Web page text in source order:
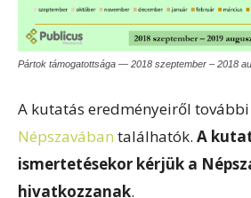
Pártok támogatottsága — 2018 szeptember – 2018
A kutatás eredményeiről további
Népszavában találhatók. A
ismertetésekor kérjük a
hivatkozzanak.